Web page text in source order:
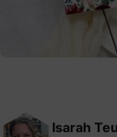
Isarah